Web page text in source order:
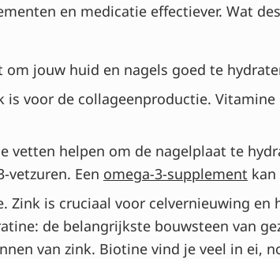
en medicatie effectiever. Wat
jouw huid en nagels goed te
voor de collageenproductie.
vetten helpen om de nagelplaat te
vetzuren. Een omega-3-supplement
Zink is cruciaal voor celvernieuwing
de belangrijkste bouwsteen van
van zink. Biotine vind je veel in ei,